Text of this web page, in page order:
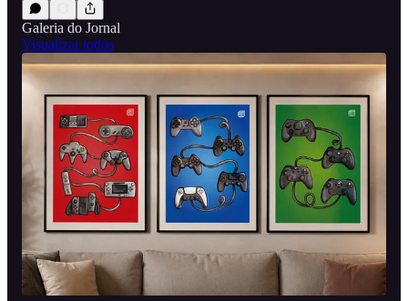
Galeria do Jornal
Visualizar todos